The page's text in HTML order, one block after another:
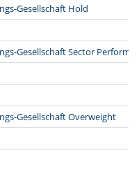
Gesellschaft Hold
Gesellschaft Sector Perform
Gesellschaft Overweight